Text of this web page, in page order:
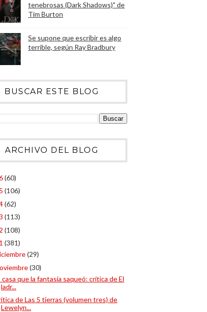
tenebrosas (Dark Shadows)" de
Tim Burton
Se supone que escribir es algo
terrible, según Ray Bradbury
BUSCAR ESTE BLOG
ARCHIVO DEL BLOG
(60)
(106)
(62)
(113)
(108)
(381)
(29)
(30)
casa que la fantasía saqueó: crítica de El
ladr...
de Las 5 tierras (volumen tres) de
Lewelyn...